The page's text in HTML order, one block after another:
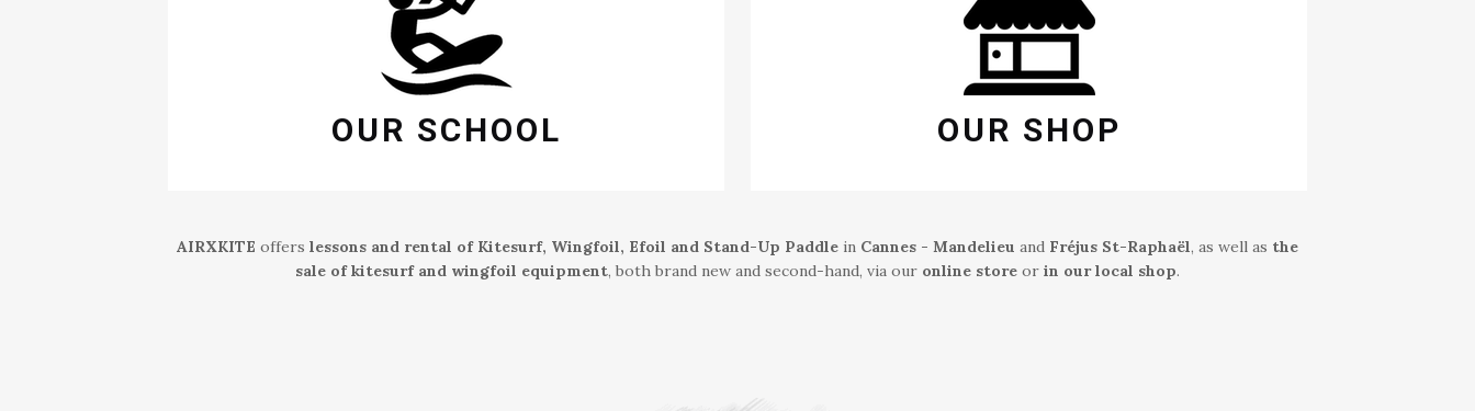
OUR SCHOOL OUR SHOP
AIRXKITE offers lessons and rental of Kitesurf, Wingfoil, Efoil and Stand-Up Paddle in Cannes - Mandelieu and Fréjus St-Raphaël, as well as the
sale of kitesurf and wingfoil equipment, both brand new and second-hand, via our online store or in our local shop.